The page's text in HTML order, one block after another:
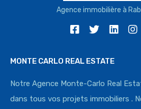
Agence immobilière à
MONTE CARLO REAL ESTATE
Notre Agence Monte-Carlo Real
dans tous vos projets immobiliers .